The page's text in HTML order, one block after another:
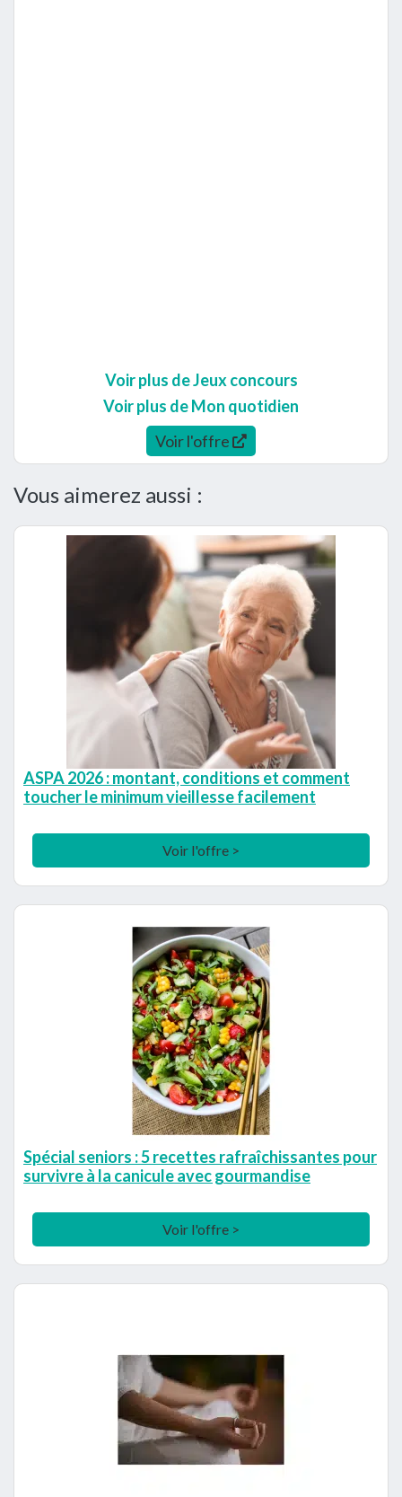
Voir plus de Jeux concours
Voir plus de Mon quotidien
Voir l'offre
Vous aimerez aussi :
ASPA 2026 : montant, conditions et comment
toucher le minimum vieillesse facilement
Voir l'offre >
Spécial seniors : 5 recettes rafraîchissantes pour
survivre à la canicule avec gourmandise
Voir l'offre >